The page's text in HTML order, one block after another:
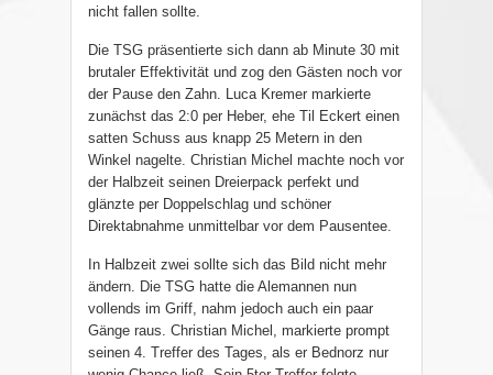
nicht fallen sollte.
Die TSG präsentierte sich dann ab Minute 30 mit
brutaler Effektivität und zog den Gästen noch vor
der Pause den Zahn. Luca Kremer markierte
zunächst das 2:0 per Heber, ehe Til Eckert einen
satten Schuss aus knapp 25 Metern in den
Winkel nagelte. Christian Michel machte noch vor
der Halbzeit seinen Dreierpack perfekt und
glänzte per Doppelschlag und schöner
Direktabnahme unmittelbar vor dem Pausentee.
In Halbzeit zwei sollte sich das Bild nicht mehr
ändern. Die TSG hatte die Alemannen nun
vollends im Griff, nahm jedoch auch ein paar
Gänge raus. Christian Michel, markierte prompt
seinen 4. Treffer des Tages, als er Bednorz nur